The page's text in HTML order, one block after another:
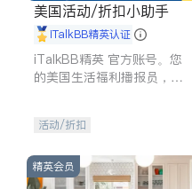
美国活动/折扣小助手
iTalkBB精英认证
iTalkBB精英 官方账号。您
的美国生活福利播报员，精
专属福利。
活动/折扣
精英会员